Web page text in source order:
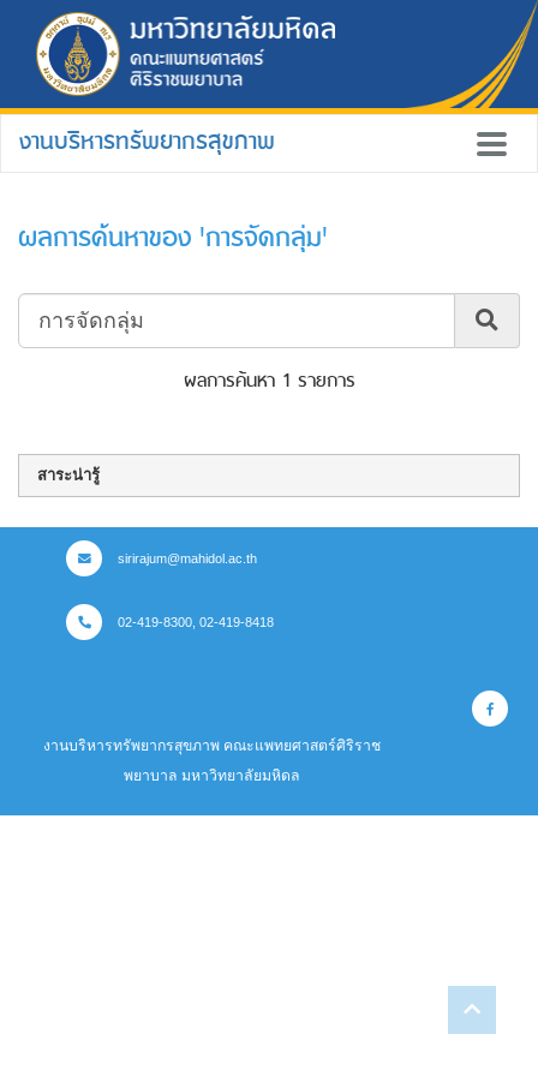
งานบริหารทรัพยากรสุขภาพ
ผลการค้นหาของ 'การจัดกลุ่ม'
ผลการค้นหา 1 รายการ
สาระน่ารู้
sirirajum@mahidol.ac.th
02-419-8300, 02-419-8418
งานบริหารทรัพยากรสุขภาพ คณะแพทยศาสตร์ศิริราช
พยาบาล มหาวิทยาลัยมหิดล